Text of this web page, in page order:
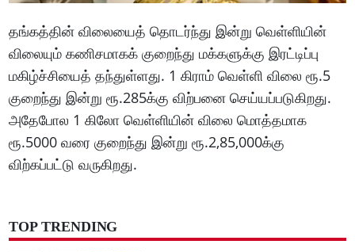
தங்கத்தின் விலையைத் தொடர்ந்து இன்று வெள்ளியின்
விலையும் கணிசமாகக் குறைந்து மக்களுக்கு இரட்டிப்பு
மகிழ்ச்சியைத் தந்துள்ளது. 1 கிராம் வெள்ளி விலை ரூ.5
குறைந்து இன்று ரூ.285க்கு விற்பனை செய்யப்படுகிறது.
அதேபோல 1 கிலோ வெள்ளியின் விலை மொத்தமாக
ரூ.5000 வரை குறைந்து இன்று ரூ.2,85,000க்கு
விற்கப்பட்டு வருகிறது.
TOP TRENDING